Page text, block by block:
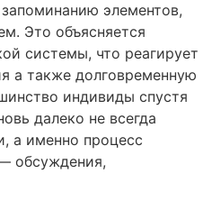
элементов,
Это объясняется
системы, что реагирует
а также долговременную
индивиды спустя
далеко не всегда
а именно процесс
обсуждения,